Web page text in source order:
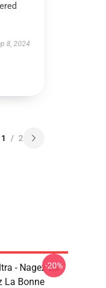
8, 2024
1 / 2
- Nagez La
La Bonne
-20%